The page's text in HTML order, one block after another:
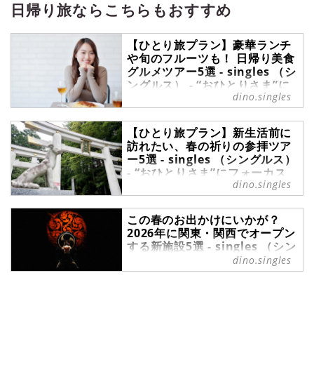
情報サイトです。パートナーの有無
に関わらず、自分らしい生活を謳歌
する彼・彼女たちのライフスタイル
を紹介します。
日帰り旅ならこちらもおすすめ
【ひとり旅プラン】豪華ランチ
や旬のフルーツも！ 日帰り美食
グルメツアー5選 - singles （シ
ングルス） - “おひとりさま”に
フォーカスした情報サイト
爽やかな風が心地よい初夏に、日々
の忙しさから少しだけ離れてゆっく
りと美食を味わう旅はいかがでしょ
うか。豪華なランチや初夏のフルー
ツを心ゆくまで味わう時間は、疲れ
を癒しエネルギーチャージするのに
スで楽しめる日帰り美食旅5選をご
紹介します。※本記事で掲載してい
るツアー情報はすべて『クラブツー
リズム』の旅行企画です。ご予約等
はクラブツーリズムにてどうぞ。
dino.singles
【ひとり旅プラン】新生活前に
訪れたい、春の祈りの参拝ツア
ー5選 - singles （シングルス）
- “おひとりさま”にフォーカス
春は就職や進学など、新生活のスタ
ートや環境の変化が多い季節です。
「心を整えたい」「新しいご縁や挑
戦を後押ししてほしい」といった願
いが、自然と高まる時期でもありま
す。ですが、忙しい毎日の中で、ひ
dino.singles
この春のお出かけにいかが？
2026年に関東・関西でオープン
する新施設5選 - singles （シン
グルス） - “おひとりさま”にフ
ォーカスした情報サイト
dino.singles